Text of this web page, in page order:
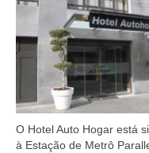
O Hotel Auto Hogar está
à Estação de Metrô